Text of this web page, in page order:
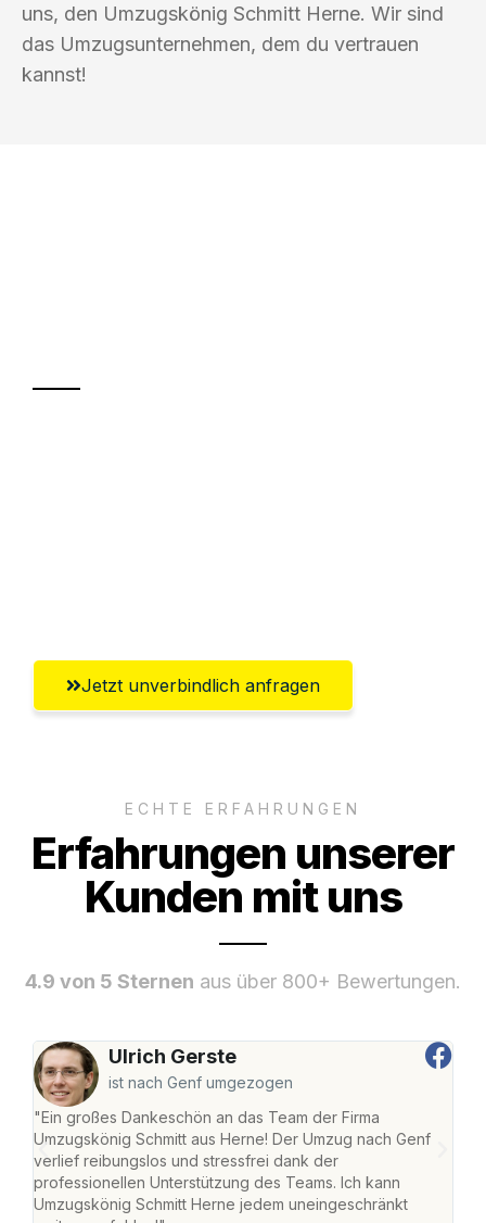
uns, den Umzugskönig Schmitt Herne. Wir sind
das Umzugsunternehmen, dem du vertrauen
kannst!
Jetzt unverbindlich anfragen
ECHTE ERFAHRUNGEN
Erfahrungen unserer
Kunden mit uns
4.9 von 5 Sternen aus über 800+ Bewertungen.
Ulrich Gerste
ist nach Genf umgezogen
"Ein großes Dankeschön an das Team der Firma
Umzugskönig Schmitt aus Herne! Der Umzug nach Genf
verlief reibungslos und stressfrei dank der
professionellen Unterstützung des Teams. Ich kann
Umzugskönig Schmitt Herne jedem uneingeschränkt